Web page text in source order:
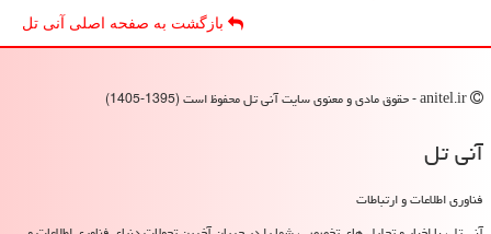
بازگشت به صفحه اصلی آنی تل
آنی تل
فناوری اطلاعات و ارتباطات